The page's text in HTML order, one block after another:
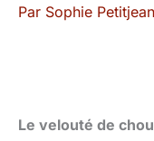
Par Sophie Petitjean
Le velouté de